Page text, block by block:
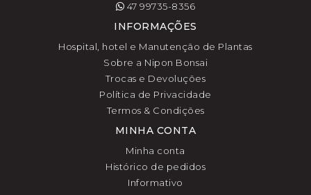
47 99735-8356
INFORMAÇÕES
Hospital, hotel e Manutenção de Plantas
Sobre a Nipon Bonsai
Trocas e Devoluções
Política de Privacidade
Termos & Condições
MINHA CONTA
Minha conta
Histórico de pedidos
Informativo